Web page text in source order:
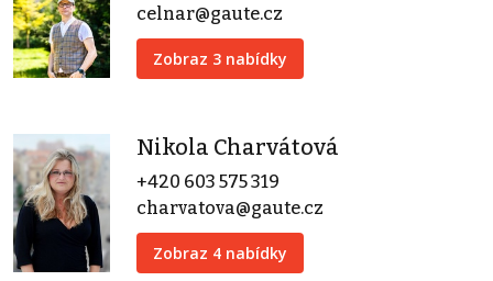
celnar@gaute.cz
Zobraz 3 nabídky
Nikola Charvátová
+420 603 575 319
charvatova@gaute.cz
Zobraz 4 nabídky